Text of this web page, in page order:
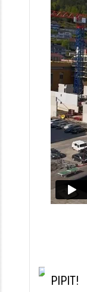
PIPIT!